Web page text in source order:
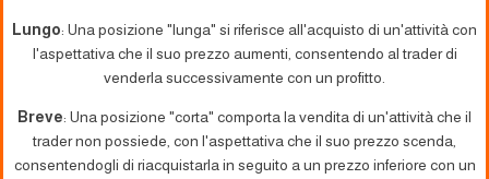
Lungo: Una posizione "lunga" si riferisce all'acquisto di un'attività con
l'aspettativa che il suo prezzo aumenti, consentendo al trader di
venderla successivamente con un profitto.
Breve: Una posizione "corta" comporta la vendita di un'attività che il
trader non possiede, con l'aspettativa che il suo prezzo scenda,
consentendogli di riacquistarla in seguito a un prezzo inferiore con un